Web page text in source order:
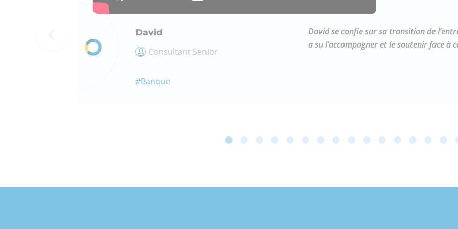
David
Consultant Senior
David se confie sur sa transition de
a su l’accompagner et le soutenir face à
#Banque